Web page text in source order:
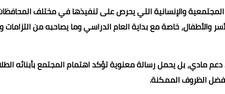
والإنسانية التي يحرص على تنفيذها في مختلف
والأطفال، خاصة مع بداية العام الدراسي وما يصاحبه من التزامات
دعم مادي، بل يحمل رسالة معنوية تؤكد اهتمام المجتمع بأبنائه
الظروف الممكنة.